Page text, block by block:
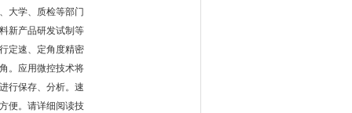
大学、质检等部门
新产品研发试制等
定速、定角度精密
。应用微控技术将
行保存、分析。速
便。请详细阅读技